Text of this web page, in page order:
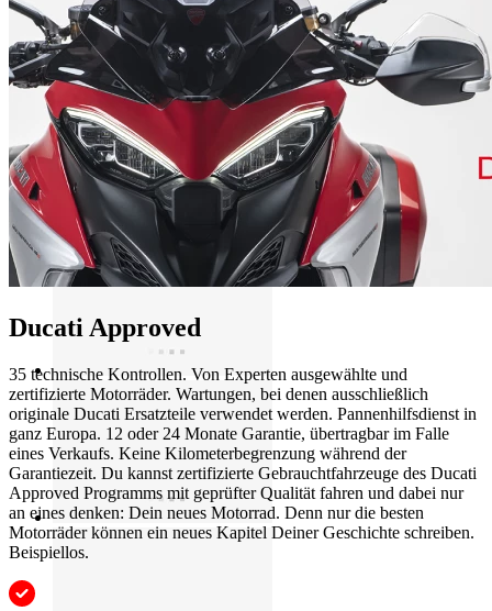
Ducati Approved
35 technische Kontrollen. Von Experten ausgewählte und
zertifizierte Motorräder. Wartungen, bei denen ausschließlich
originale Ducati Ersatzteile verwendet werden. Pannenhilfsdienst in
ganz Europa. 12 oder 24 Monate Garantie, übertragbar im Falle
eines Verkaufs. Keine Kilometerbegrenzung während der
Garantiezeit. Du kannst zertifizierte Gebrauchtfahrzeuge des Ducati
Approved Programms mit geprüfter Qualität fahren und dabei nur
an eines denken: Dein neues Motorrad. Denn nur die besten
Motorräder können ein neues Kapitel Deiner Geschichte schreiben.
Beispiellos.